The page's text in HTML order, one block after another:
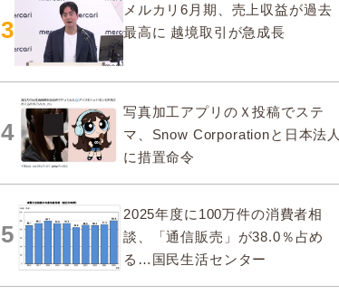
3
メルカリ6月期、売上収益が過去
最高に 越境取引が急成長
4
写真加工アプリのＸ投稿でステ
マ、Snow Corporationと日本法人
に措置命令
5
2025年度に100万件の消費者相
談、「通信販売」が38.0％占め
る…国民生活センター